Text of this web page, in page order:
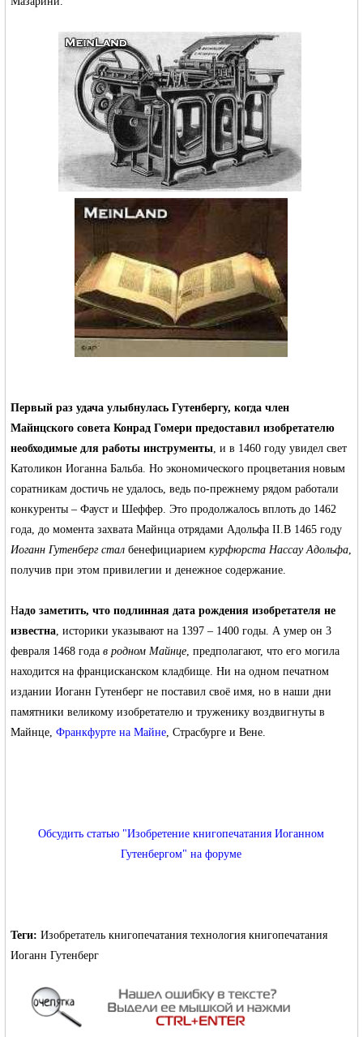
Первый раз удача улыбнулась Гутенбергу, когда член
Майнцского совета Конрад Гомери предоставил изобретателю
необходимые для работы инструменты, и в 1460 году увидел свет
Католикон Иоганна Бальба. Но экономического процветания новым
соратникам достичь не удалось, ведь по-прежнему рядом работали
конкуренты – Фауст и Шеффер. Это продолжалось вплоть до 1462
года, до момента захвата Майнца отрядами Адольфа II.В 1465 году
Иоганн Гутенберг сталбенефициариемкурфюрста Нассау Адольфа,
получив при этом привилегии и денежное содержание.
Надо заметить, что подлинная дата рождения изобретателя не
известна, историки указывают на 1397 – 1400 годы. А умер он 3
февраля 1468 годав родном Майнце, предполагают, что его могила
находится на францисканском кладбище. Ни на одном печатном
издании Иоганн Гутенберг не поставил своё имя, но в наши дни
памятники великому изобретателю и труженику воздвигнуты в
Майнце, Франкфурте на Майне, Страсбурге и Вене.
Обсудить статью "Изобретение книгопечатания Иоганном
Гутенбергом" на форуме
Теги: Изобретатель книгопечатания технология книгопечатания
Иоганн Гутенберг